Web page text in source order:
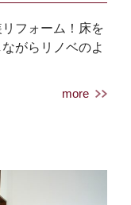
フォーム！床を
がらリノベのよ
more